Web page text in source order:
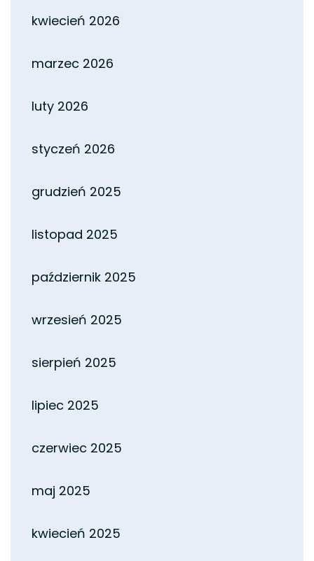
kwiecień 2026
marzec 2026
luty 2026
styczeń 2026
grudzień 2025
listopad 2025
październik 2025
wrzesień 2025
sierpień 2025
lipiec 2025
czerwiec 2025
maj 2025
kwiecień 2025